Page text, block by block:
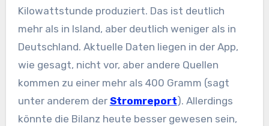
Kilowattstunde produziert. Das ist deutlich
mehr als in Island, aber deutlich weniger als in
Deutschland. Aktuelle Daten liegen in der App,
wie gesagt, nicht vor, aber andere Quellen
kommen zu einer mehr als 400 Gramm (sagt
unter anderem der Stromreport). Allerdings
könnte die Bilanz heute besser gewesen sein,